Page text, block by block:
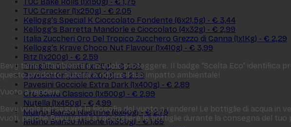
Bevy tiene all‘ambiente e lo vuole proteggere. Il badge “Scelta Eco“
questo prodotto aiuterai a ridurre il tuo impatto ambientale!
Vuoto a rendere
Bevy vuole perseguire la filosofia del vuoto a rendere! Le bottiglie di acqua
vuoti, perché Bevy verrà a raccogliere le bottiglie durante la consegna del tuo
TUC Cracker (1x250g) - € 2,05
Kellogg's Special K Cioccolato Fondente (6x21,5g) - € 3,44
Kellogg's Barretta Mandorle e Cioccolato (4x32g) - € 2,99
Italia Zuccheri Oro Del Tropico Zucchero Grezzo di Canna (1x1Kg) - € 2,29
Kellogg's Krave Choco Nut Flavour (1x410g) - € 3,99
Ritz (1x200g) - € 2,59
Pringles Original (1x175g) - € 2,69
Pavesini Original (1x200g) - € 2,99
Pavesini Gocciole Extra Dark (1x400g) - € 2,89
Oro Saiwa Classico (1x500g) - € 2,99
Nutella (1x450g) - € 4,99
Mulino Bianco Nastrine (6x40g) - € 2,79
Mulino Bianco Macine (1x350g) - € 1,89